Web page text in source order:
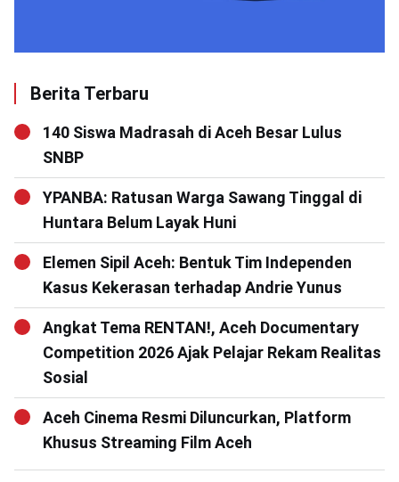
Berita Terbaru
140 Siswa Madrasah di Aceh Besar Lulus
SNBP
YPANBA: Ratusan Warga Sawang Tinggal di
Huntara Belum Layak Huni
Elemen Sipil Aceh: Bentuk Tim Independen
Kasus Kekerasan terhadap Andrie Yunus
Angkat Tema RENTAN!, Aceh Documentary
Competition 2026 Ajak Pelajar Rekam Realitas
Sosial
Aceh Cinema Resmi Diluncurkan, Platform
Khusus Streaming Film Aceh